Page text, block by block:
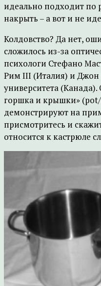
идеально подходит по
накрыть – а вот и не
Колдовство? Да нет,
сложилось из-за
психологи Стефано
Рим III (Италия) и Джон
университета
горшка и крышки»
демонстрируют на
присмотритесь и
относится к кастрюле